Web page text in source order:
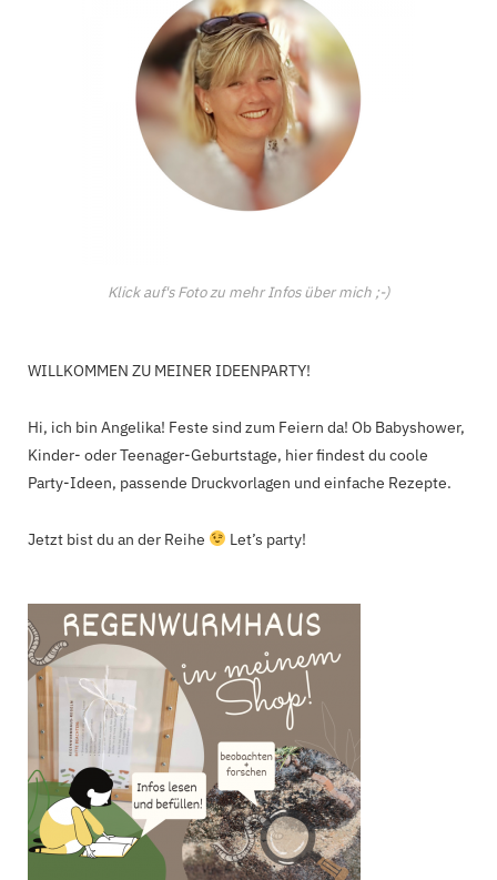
Klick auf's Foto zu mehr Infos über mich ;-)
WILLKOMMEN ZU MEINER IDEENPARTY!
Hi, ich bin Angelika! Feste sind zum Feiern da! Ob Babyshower,
Kinder- oder Teenager-Geburtstage, hier findest du coole
Party-Ideen, passende Druckvorlagen und einfache Rezepte.
Jetzt bist du an der Reihe Let’s party!